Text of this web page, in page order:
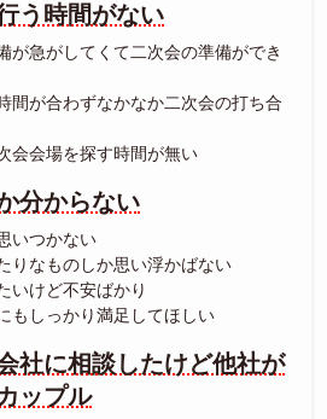
う時間がない
急がしてくて二次会の準備ができ
が合わずなかなか二次会の打ち合
会会場を探す時間が無い
分からない
いつかない
りなものしか思い浮かばない
いけど不安ばかり
もしっかり満足してほしい
社に相談したけど他社が
ップル